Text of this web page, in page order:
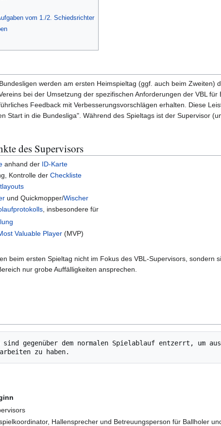
vom 1./2. Schiedsrichter
werden am ersten Heimspieltag (ggf. auch beim
bei der Umsetzung der spezifischen Anforderungen der VBL
Feedback mit Verbesserungsvorschlägen erhalten. Diese
Start in die Bundesliga". Während des Spieltags ist der Supervisor
des Supervisors
anhand der ID-Karte
Kontrolle derCheckliste
und Quickmopper/Wischer
, insbesondere für
Valuable Player(MVP)
beim ersten Spieltag nicht im Fokus des VBL-Supervisors, sondern
nur grobe Auffälligkeiten ansprechen.
sind gegenüber dem normalen Spielablauf entzerrt, um
Hallensprecher und Betreuungsperson für Ballholer